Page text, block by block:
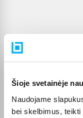
Šioje svetainėje
Naudojame
bei skelbimus,
Pirkėjų
Gediminas P.
Prekė kokybiškai